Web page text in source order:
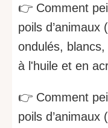
👉 Comment
poils d’animaux
ondulés,
à l'huile et en
👉 Comment
poils d’animaux